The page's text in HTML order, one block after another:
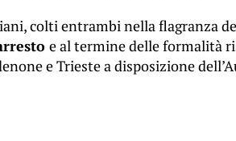
colti entrambi nella flagranza
e al termine delle formalità
e Trieste a disposizione